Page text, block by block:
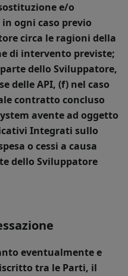
e/o
ogni caso previo
circa le ragioni della
di intervento previste;
dello Sviluppatore,
delle API, (f) nel caso
contratto concluso
avente ad oggetto
Integrati sullo
o cessi a causa
dello Sviluppatore
eventualmente e
tra le Parti, il